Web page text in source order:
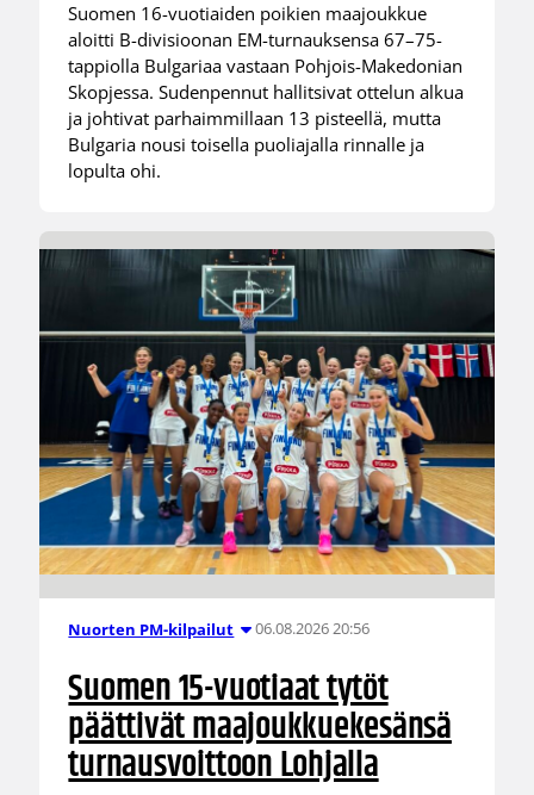
Suomen 16-vuotiaiden poikien maajoukkue
aloitti B-divisioonan EM-turnauksensa 67–75-
tappiolla Bulgariaa vastaan Pohjois-Makedonian
Skopjessa. Sudenpennut hallitsivat ottelun alkua
ja johtivat parhaimmillaan 13 pisteellä, mutta
Bulgaria nousi toisella puoliajalla rinnalle ja
lopulta ohi.
Nuorten PM-kilpailut 06.08.2026 20:56
Suomen 15-vuotiaat tytöt
päättivät maajoukkuekesänsä
turnausvoittoon Lohjalla